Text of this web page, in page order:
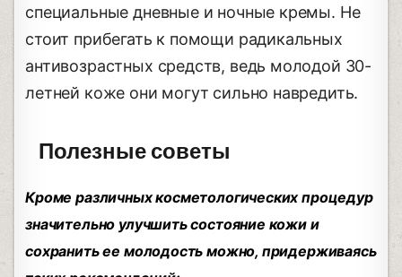
специальные дневные и ночные кремы. Не
стоит прибегать к помощи радикальных
антивозрастных средств, ведь молодой 30-
летней коже они могут сильно навредить.
Полезные советы
Кроме различных косметологических процедур
значительно улучшить состояние кожи и
сохранить ее молодость можно, придерживаясь